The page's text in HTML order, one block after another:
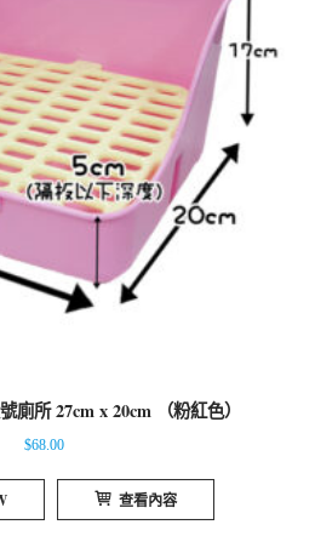
廁所 27cm x 20cm （粉紅色）
$68.00
查看內容